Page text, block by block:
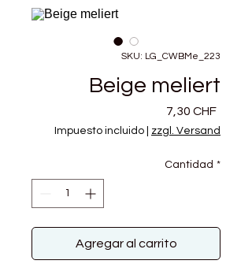
SKU: LG_CWBMe_223
Beige meliert
7,30 CHFPrecio
Impuesto incluido zzgl. Versand
Cantidad *
Agregar al carrito